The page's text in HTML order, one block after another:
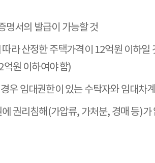
명서의 발급이 가능할 것
라 산정한 주택가격이 12억원 이하
억원 이하여야 함)
우 임대권한이 있는 수탁자와 임대차
권리침해(가압류, 가처분, 경매 등)가